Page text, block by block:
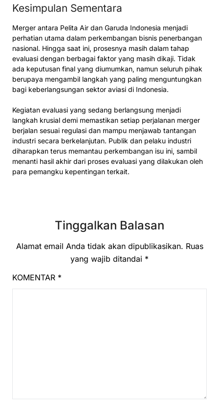
Kesimpulan Sementara
Merger antara Pelita Air dan Garuda Indonesia menjadi
perhatian utama dalam perkembangan bisnis penerbangan
nasional. Hingga saat ini, prosesnya masih dalam tahap
evaluasi dengan berbagai faktor yang masih dikaji. Tidak
ada keputusan final yang diumumkan, namun seluruh pihak
berupaya mengambil langkah yang paling menguntungkan
bagi keberlangsungan sektor aviasi di Indonesia.
Kegiatan evaluasi yang sedang berlangsung menjadi
langkah krusial demi memastikan setiap perjalanan merger
berjalan sesuai regulasi dan mampu menjawab tantangan
industri secara berkelanjutan. Publik dan pelaku industri
diharapkan terus memantau perkembangan isu ini, sambil
menanti hasil akhir dari proses evaluasi yang dilakukan oleh
para pemangku kepentingan terkait.
Tinggalkan Balasan
Alamat email Anda tidak akan dipublikasikan. Ruas
yang wajib ditandai *
KOMENTAR *